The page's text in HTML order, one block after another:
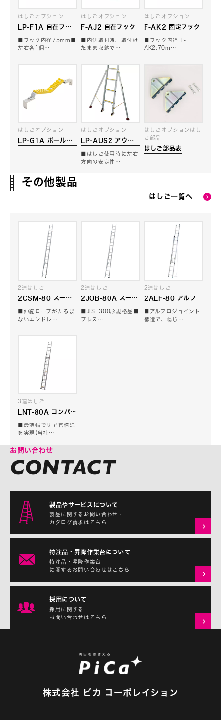
LP-F1A 自在フッ
はしごオプション
■フック内径75mm■
左右各1個…
F-AJ2 自在フック
はしごオプション
■内側取付時、取付け
たまま収納で…
F-AK2 固定フック
はしごオプション
■フック内径 F-
AK2:70m…
LP-G1A ポールグ
はしごオプション
LP-AUS2 アウト
はしごオプション
■はしご使用時に左右
方向の安定性…
はしご部品表
はしごオプションはし
ご部品
その他製品
はしご一覧へ
2CSM-80 スーパ
2連はしご
■伸縮ロープがたるま
ないエンドレ…
2JOB-80A スーパ
2連はしご
■JIS1300形規格品■
プレス…
2ALF-80 アルフ
2連はしご
■アルフロジョイント
構造で、ねじ…
LNT-80A コンパク
3連はしご
■最薄幅でサヤ管構造
を実現(当社…
お問い合わせ
製品やサービスについて
製品に関するお問い合わせ・
カタログ請求はこちら
特注品・昇降作業台について
特注品・昇降作業台
に関するお問い合わせはこちら
採用について
採用に関する
お問い合わせはこちら
株式会社 ピカ コーポレイション